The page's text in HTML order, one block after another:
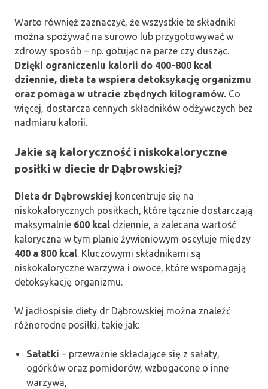
Warto również zaznaczyć, że wszystkie te składniki
można spożywać na surowo lub przygotowywać w
zdrowy sposób – np. gotując na parze czy dusząc.
Dzięki ograniczeniu kalorii do 400-800 kcal
dziennie, dieta ta wspiera detoksykację organizmu
oraz pomaga w utracie zbędnych kilogramów. Co
więcej, dostarcza cennych składników odżywczych bez
nadmiaru kalorii.
Jakie są kaloryczność i niskokaloryczne
posiłki w diecie dr Dąbrowskiej?
Dieta dr Dąbrowskiej koncentruje się na
niskokalorycznych posiłkach, które łącznie dostarczają
maksymalnie 600 kcal dziennie, a zalecana wartość
kaloryczna w tym planie żywieniowym oscyluje między
400 a 800 kcal. Kluczowymi składnikami są
niskokaloryczne warzywa i owoce, które wspomagają
detoksykację organizmu.
W jadłospisie diety dr Dąbrowskiej można znaleźć
różnorodne posiłki, takie jak:
Sałatki – przeważnie składające się z sałaty,
ogórków oraz pomidorów, wzbogacone o inne
warzywa,